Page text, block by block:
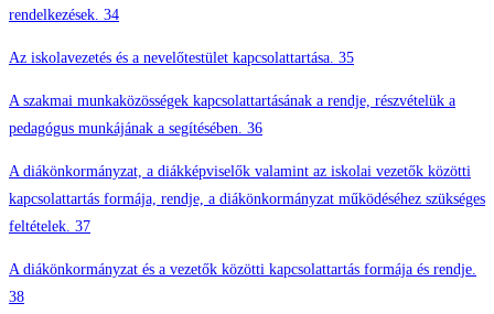
rendelkezések. 34
Az iskolavezetés és a nevelőtestület kapcsolattartása. 35
A szakmai munkaközösségek kapcsolattartásának a rendje, részvételük a
pedagógus munkájának a segítésében. 36
A diákönkormányzat, a diákképviselők valamint az iskolai vezetők közötti
kapcsolattartás formája, rendje, a diákönkormányzat működéséhez szükséges
feltételek. 37
A diákönkormányzat és a vezetők közötti kapcsolattartás formája és rendje.
38